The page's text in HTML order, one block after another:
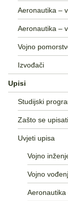
Aeronautika –
Aeronautika –
Vojno
Izvođači
Upisi
Studijski
Zašto se
Uvjeti upisa
Vojno
Vojno
Aeronautika